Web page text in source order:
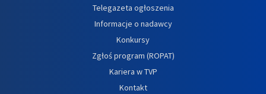
Telegazeta ogłoszenia
Informacje o nadawcy
Konkursy
Zgłoś program (ROPAT)
Kariera w TVP
Kontakt